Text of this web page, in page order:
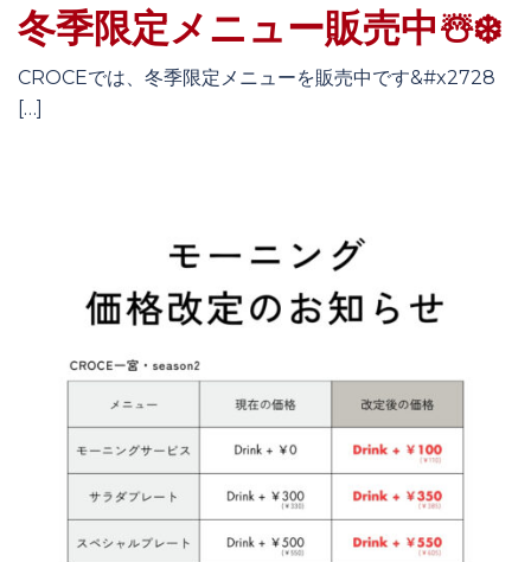
冬季限定メニュー販売中☃️❄️
CROCEでは、冬季限定メニューを販売中です&#x2728
[…]